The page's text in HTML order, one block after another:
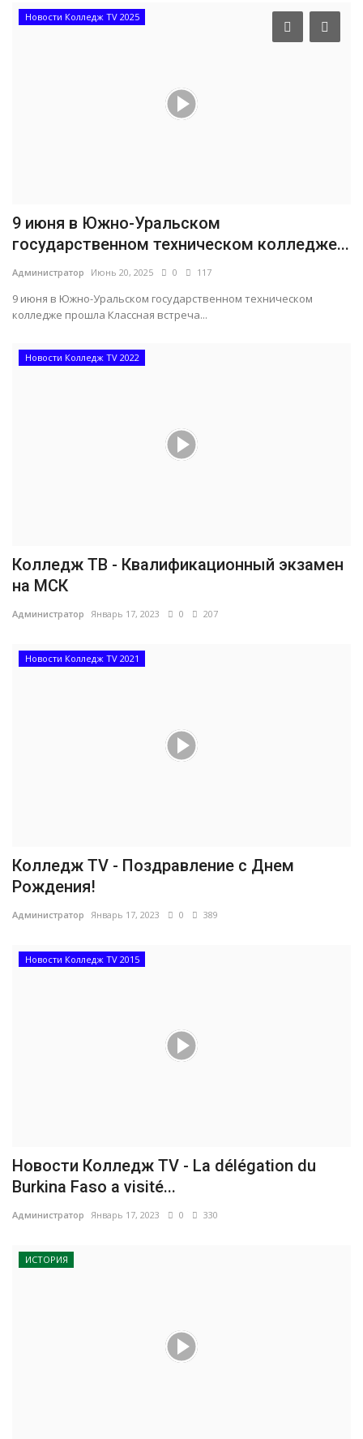
Новости Колледж TV 2025
9 июня в Южно-Уральском
государственном техническом колледже...
Администратор Июнь 20, 2025 0 117
9 июня в Южно-Уральском государственном техническом
колледже прошла Классная встреча...
Новости Колледж TV 2022
Колледж ТВ - Квалификационный экзамен
на МСК
Администратор Январь 17, 2023 0 207
Новости Колледж TV 2021
Колледж TV - Поздравление с Днем
Рождения!
Администратор Январь 17, 2023 0 389
Новости Колледж TV 2015
Новости Колледж TV - La délégation du
Burkina Faso a visité...
Администратор Январь 17, 2023 0 330
ИСТОРИЯ